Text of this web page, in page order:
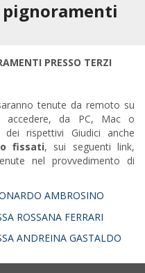
pignoramenti
PRESSO TERZI
tenute da remoto su
accedere, da PC, Mac o
rispettivi Giudici anche
fissati, sui seguenti link,
nel provvedimento di
AMBROSINO
ROSSANA FERRARI
ANDREINA GASTALDO